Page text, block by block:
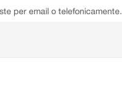
per email o telefonicamente.